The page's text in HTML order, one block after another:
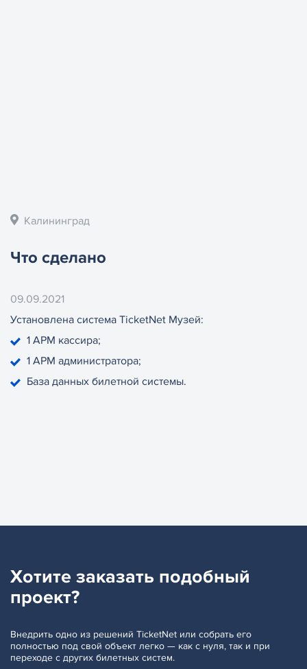
Калининград
Что сделано
09.09.2021
Установлена система TicketNet Музей:
1 АРМ кассира;
1 АРМ администратора;
База данных билетной системы.
Хотите заказать подобный
проект?
Внедрить одно из решений TicketNet или собрать его
полностью под свой объект легко — как с нуля, так и при
переходе с других билетных систем.